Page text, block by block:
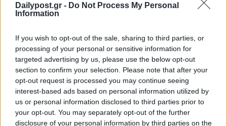
Dailypost.gr - Do Not Process My Personal
Information
If you wish to opt-out of the sale, sharing to third parties, or
processing of your personal or sensitive information for
targeted advertising by us, please use the below opt-out
section to confirm your selection. Please note that after your
opt-out request is processed you may continue seeing
interest-based ads based on personal information utilized by
us or personal information disclosed to third parties prior to
your opt-out. You may separately opt-out of the further
disclosure of your personal information by third parties on the